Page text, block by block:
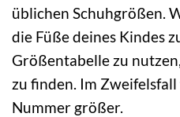
üblichen Schuhgrößen.
die Füße deines Kindes
Größentabelle zu
zu finden. Im
Nummer größer.